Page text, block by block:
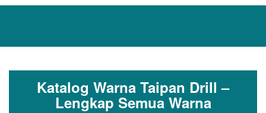
Katalog Warna Taipan Drill –
Lengkap Semua Warna